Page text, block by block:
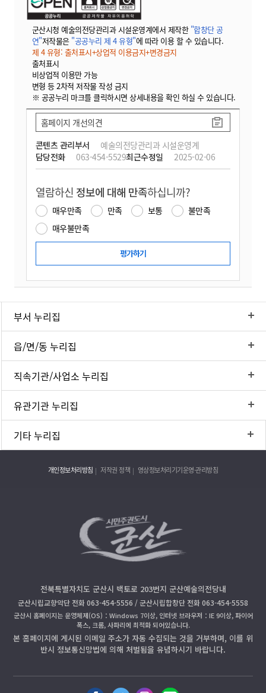
군산시청 예술의전당관리과 시설운영계에서 제작한 "합창단 공
연"저작물은 "공공누리 제 4 유형"에 따라 이용 할 수 있습니다.
제 4 유형: 출처표시+상업적 이용금지+변경금지
출처표시
비상업적 이용만 가능
변형 등 2차적 저작물 작성 금지
※ 공공누리 마크를 클릭하시면 상세내용을 확인 하실 수 있습니다.
콘텐츠 관리부서
예술의전당관리과 시설운영계
담당전화
063-454-5529최근수정일 2025-02-06
홈페이지 개선의견
열람하신 정보에 대해 만족하십니까?
매우만족 만족 보통
불만족
매우불만족
부서 누리집
읍/면/동 누리집
직속기관/사업소 누리집
유관기관 누리집
기타 누리집
개인정보처리방침 저작권 정책 영상정보처리기기운영·관리방침
전북특별자치도 군산시 백토로 203번지 군산예술의전당내
군산시립교향악단 전화 063-454-5556 / 군산시립합창단 전화 063-454-5558
군산시 홈페이지는 운영체제(OS)：Windows 7이상, 인터넷 브라우저：IE 9이상, 파이어
폭스, 크롬, 사파리에 최적화 되어있습니다.
본 홈페이지에 게시된 이메일 주소가 자동 수집되는 것을 거부하며, 이를 위
반시 정보통신망법에 의해 처벌됨을 유념하시기 바랍니다.